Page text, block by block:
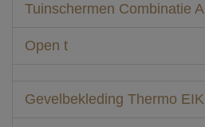
Tuinschermen Combinatie
Open t
Gevelbekleding Thermo EIK